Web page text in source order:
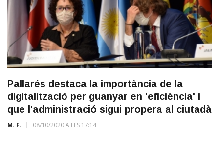
Pallarés destaca la importància de la
digitalització per guanyar en 'eficiència' i
que l'administració sigui propera al ciutadà
M. F. 08/10/2020 A LES 17:14